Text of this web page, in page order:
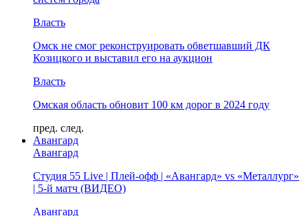
Власть
Омск не смог реконструировать обветшавший ДК
Козицкого и выставил его на аукцион
Власть
Омская область обновит 100 км дорог в 2024 году
пред. след.
Авангард
Авангард
Студия 55 Live | Плей-офф | «Авангард» vs «Металлург»
| 5-й матч (ВИДЕО)
Авангард